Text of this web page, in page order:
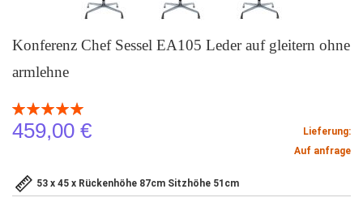
Konferenz Chef Sessel EA105 Leder auf gleitern ohne
armlehne
Bewertung:
100
% of100
459,00 €
Lieferung:
Auf anfrage
53 x 45 x Rückenhöhe 87cm Sitzhöhe 51cm